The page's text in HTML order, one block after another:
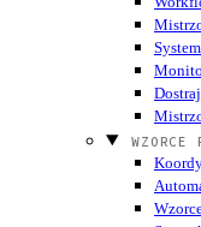
WZORCE